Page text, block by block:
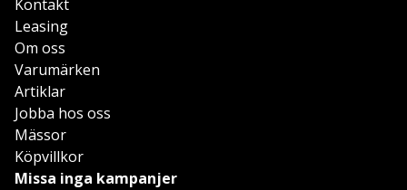
Kontakt
Leasing
Om oss
Varumärken
Artiklar
Jobba hos oss
Mässor
Köpvillkor
Missa inga kampanjer